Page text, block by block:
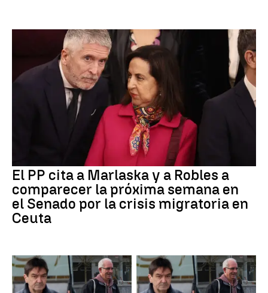
El PP cita a Marlaska y a Robles a
comparecer la próxima semana en
el Senado por la crisis migratoria en
Ceuta